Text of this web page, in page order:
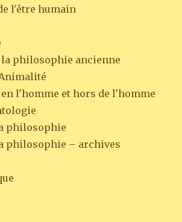
l'être humain
philosophie ancienne
l'homme et hors de l'homme
philosophie
philosophie – archives